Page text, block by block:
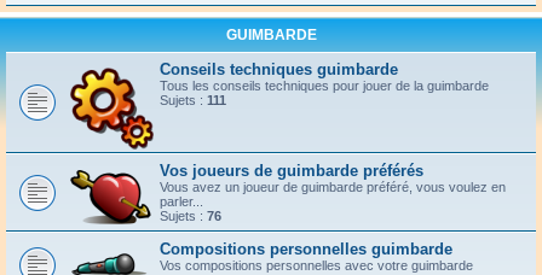
GUIMBARDE
Conseils techniques guimbarde
Tous les conseils techniques pour jouer de la guimbarde
Sujets : 111
Vos joueurs de guimbarde préférés
Vous avez un joueur de guimbarde préféré, vous voulez en
parler...
Sujets : 76
Compositions personnelles guimbarde
Vos compositions personnelles avec votre guimbarde